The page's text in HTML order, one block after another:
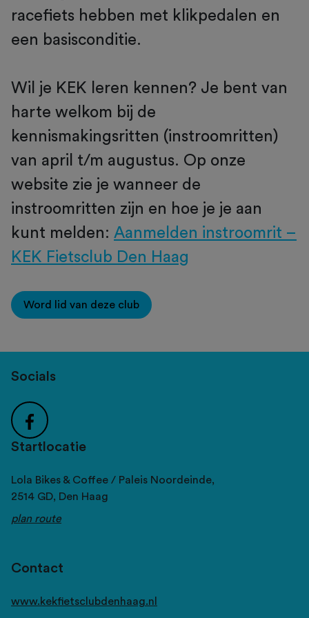
racefiets hebben met klikpedalen en
een basisconditie.
Wil je KEK leren kennen? Je bent van
harte welkom bij de
kennismakingsritten (instroomritten)
van april t/m augustus. Op onze
website zie je wanneer de
instroomritten zijn en hoe je je aan
kunt melden: Aanmelden instroomrit –
KEK Fietsclub Den Haag
Word lid van deze club
Socials
Startlocatie
Lola Bikes & Coffee / Paleis Noordeinde,
2514 GD, Den Haag
plan route
Contact
www.kekfietsclubdenhaag.nl